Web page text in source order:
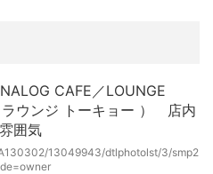
13049943/dtlphotolst/3/smp2